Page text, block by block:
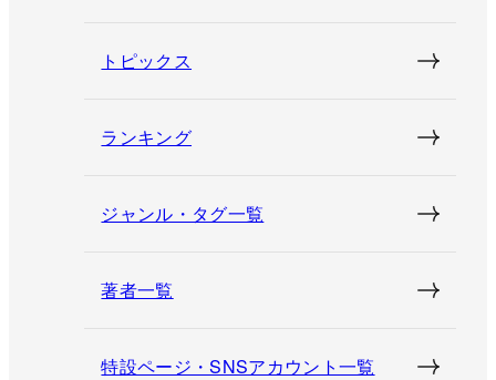
トピックス
ランキング
ジャンル・タグ一覧
著者一覧
特設ページ・SNSアカウント一覧